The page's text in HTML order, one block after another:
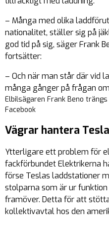
– Många med olika
nationalitet, ställer sig på
god tid på sig, säger Frank
fortsätter:
– Och när man står där vid
många gånger på frågan
Elbilsägaren Frank Beno
Facebook
Vägrar hantera
Ytterligare ett problem för
fackförbundet Elektrikerna
förse Teslas laddstationer
stolparna som är ur
framöver. Detta för att
kollektivavtal hos den